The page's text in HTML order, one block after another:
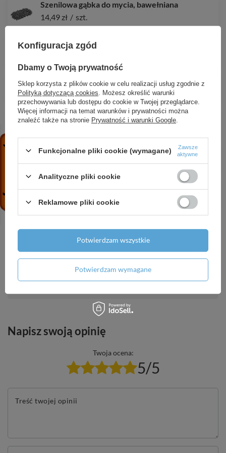
Szenilowa gąbka do mycia, bawełniana
14,49 zł / szt.
Szczotka do mycia 1-płaszczyznowa 25cm bez
trzonka
23,30 zł
/
Szczotka samochodowa KOŁO, krótka
31,22 zł / szt.
Gąbka z mikrowłokien do mycia
Sczotka do mycia, włos sztuczny / czarny
7,77 zł / szt.
28,93 zł / szt.
Potrzebujesz pomocy? Masz pytania?
Zadaj pytanie a my odpowiemy niezwłocznie,
najciekawsze pytania i odpowiedzi publikując
Zadaj pytanie
Napisz swoją opinię
Twoja ocena:
5/5
Treść twojej opinii
Konfiguracja zgód
Dbamy o Twoją prywatność
Sklep korzysta z plików cookie w celu realizacji usług zgodnie z
Polityką dotyczącą cookies . Możesz określić warunki
przechowywania lub dostępu do cookie w Twojej przeglądarce.
Więcej informacji na temat warunków i prywatności można
znaleźć także na stronie Prywatność i warunki Google
Funkcjonalne pliki cookie (wymagane)
Zawsze
aktywne
Analityczne pliki cookie
Reklamowe pliki cookie
Potwierdzam wymagane
Potwierdzam wszystkie